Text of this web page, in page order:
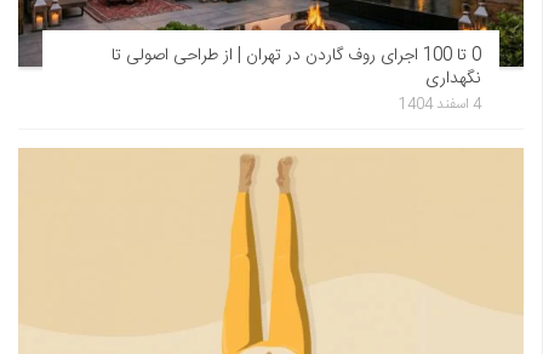
0 تا 100 اجرای روف گاردن در تهران | از طراحی اصولی تا
نگهداری
4 اسفند 1404